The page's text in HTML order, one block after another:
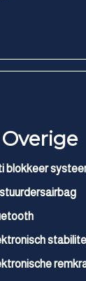
Overige
blokkeer